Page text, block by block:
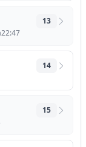
13
14
15